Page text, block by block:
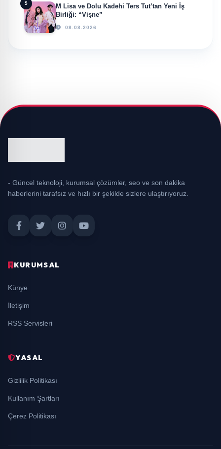
5
M Lisa ve Dolu Kadehi Ters Tut’tan Yeni İş
Birliği: “Vişne”
08.08.2026
- Güncel teknoloji, kurumsal çözümler, seo ve son dakika
haberlerini tarafsız ve hızlı bir şekilde sizlere ulaştırıyoruz.
KURUMSAL
Künye
İletişim
RSS Servisleri
YASAL
Gizlilik Politikası
Kullanım Şartları
Çerez Politikası